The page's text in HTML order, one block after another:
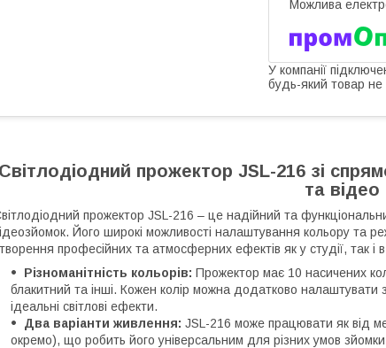
У компанії
будь-який товар
прожектор JSL-216 зі
та відео
прожектор JSL-216 – це надійний та
Його широкі можливості налаштування кольору та
професійних та атмосферних ефектів як у студії, так і
Різноманітність кольорів: Прожектор має 10 насичених
блакитний та інші. Кожен колір можна додатково
ідеальні світлові ефекти.
Два варіанти живлення: JSL-216 може працювати як від
окремо), що робить його універсальним для різних умов